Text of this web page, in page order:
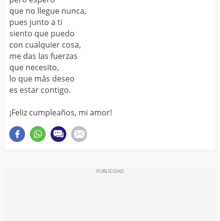
que no llegue nunca,
pues junto a ti
siento que puedo
con cualquier cosa,
me das las fuerzas
que necesito,
lo que más deseo
es estar contigo.
¡Feliz cumpleaños, mi amor!